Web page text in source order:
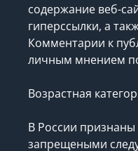
содержание веб-
гиперссылки, а
Комментарии к
личным мнением
Возрастная
В России признаны
запрещеными